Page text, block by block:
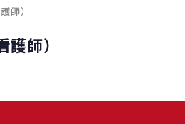
師）
師）